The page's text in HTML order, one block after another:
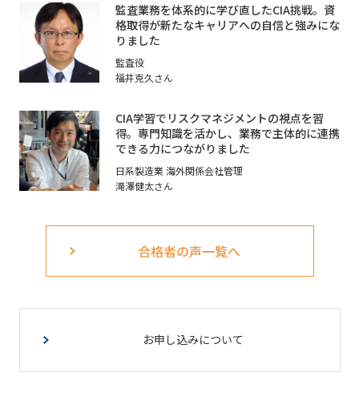
監査業務を体系的に学び直したCIA挑戦。資
格取得が新たなキャリアへの自信と強みにな
りました
監査役
福井克久さん
CIA学習でリスクマネジメントの視点を習
得。専門知識を活かし、業務で主体的に連携
できる力につながりました
日系製造業 海外関係会社管理
滝澤健太さん
合格者の声一覧へ
お申し込みについて